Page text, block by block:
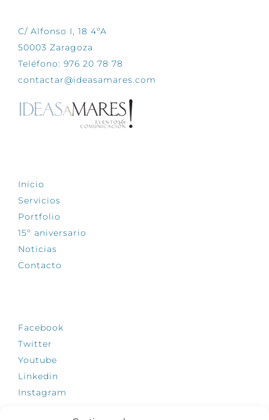
C/ Alfonso I, 18 4ºA
50003 Zaragoza
Teléfono: 976 20 78 78
contactar@ideasamares.com
Inicio
Servicios
Portfolio
15º aniversario
Noticias
Contacto
Facebook
Twitter
Youtube
Linkedin
Instagram